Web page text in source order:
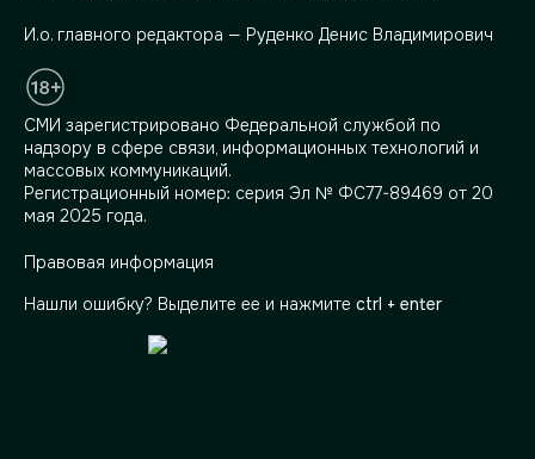
И.о. главного редактора — Руденко Денис Владимирович
СМИ зарегистрировано Федеральной службой по
надзору в сфере связи, информационных технологий и
массовых коммуникаций.
Регистрационный номер: серия Эл № ФС77-89469 от 20
мая 2025 года.
Правовая информация
Нашли ошибку? Выделите ее и нажмите ctrl + enter